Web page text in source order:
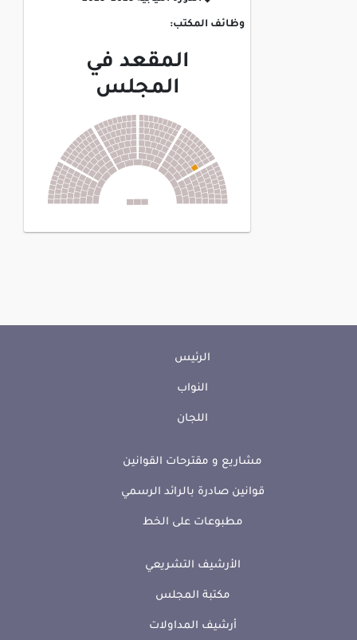
وظائف المكتب:
المقعد في
المجلس
الرئيس
النواب
اللجان
مشاريع و مقترحات القوانين
قوانين صادرة بالرائد الرسمي
مطبوعات على الخط
الأرشيف التشريعي
مكتبة المجلس
أرشيف المداولات